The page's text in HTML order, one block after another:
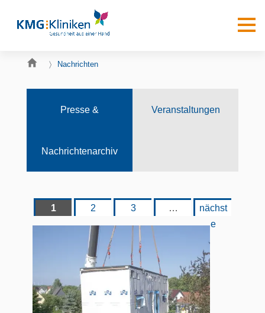
Nachrichten
Presse &
Nachrichtenarchiv
Veranstaltungen
1 2 3 …
nächst
e